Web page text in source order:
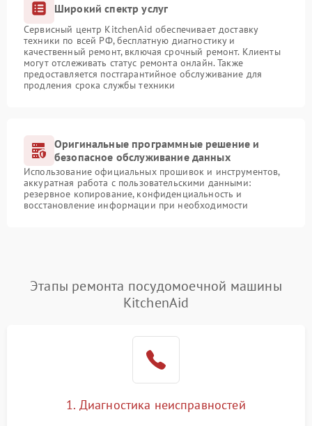
Широкий спектр услуг
Сервисный центр KitchenAid обеспечивает доставку
техники по всей РФ, бесплатную диагностику и
качественный ремонт, включая срочный ремонт. Клиенты
могут отслеживать статус ремонта онлайн. Также
предоставляется постгарантийное обслуживание для
продления срока службы техники
Оригинальные программные решение и
безопасное обслуживание данных
Использование официальных прошивок и инструментов,
аккуратная работа с пользовательскими данными:
резервное копирование, конфиденциальность и
восстановление информации при необходимости
Этапы ремонта посудомоечной машины
KitchenAid
1. Диагностика неисправностей